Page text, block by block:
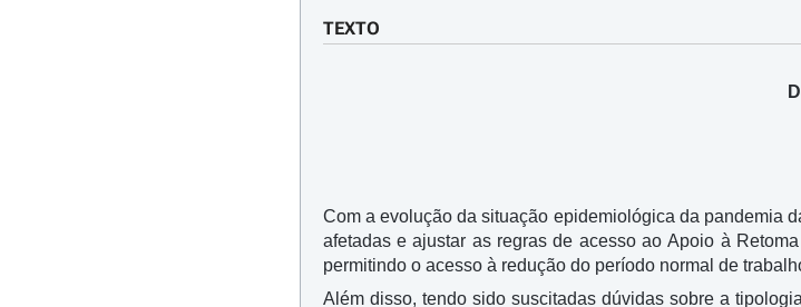
TEXTO
Com a evolução da situação epidemiológica da pandemia
afetadas e ajustar as regras de acesso ao Apoio à
permitindo o acesso à redução do período normal de
Além disso, tendo sido suscitadas dúvidas sobre a